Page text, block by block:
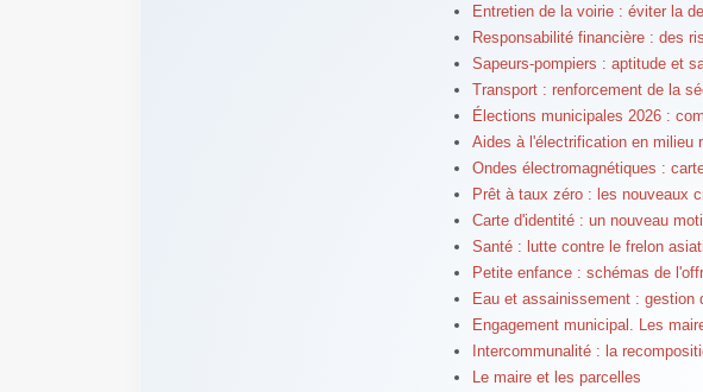
Entretien de la voirie : éviter la
Responsabilité financière : des
Sapeurs-pompiers : aptitude et
Transport : renforcement de la
Élections municipales 2026 :
Aides à l'électrification en milieu
Ondes électromagnétiques :
Prêt à taux zéro : les nouveaux
Carte d'identité : un nouveau
Santé : lutte contre le frelon
Petite enfance : schémas de
Eau et assainissement : gestion
Engagement municipal. Les
Intercommunalité : la
Le maire et les parcelles